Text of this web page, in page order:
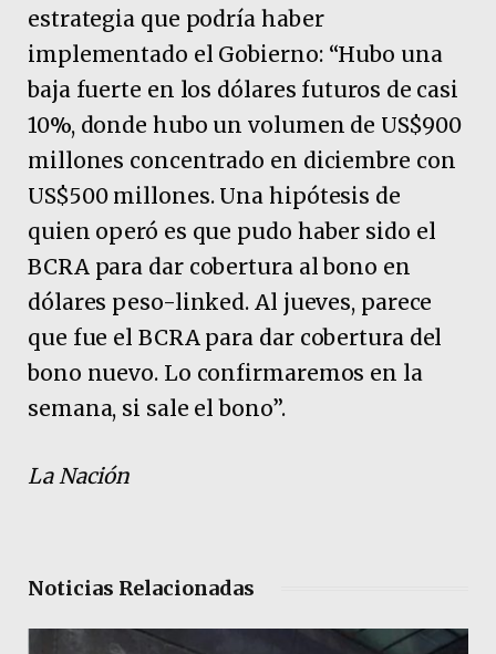
estrategia que podría haber
implementado el Gobierno: “Hubo una
baja fuerte en los dólares futuros de casi
10%, donde hubo un volumen de US$900
millones concentrado en diciembre con
US$500 millones. Una hipótesis de
quien operó es que pudo haber sido el
BCRA para dar cobertura al bono en
dólares peso-linked. Al jueves, parece
que fue el BCRA para dar cobertura del
bono nuevo. Lo confirmaremos en la
semana, si sale el bono”.
La Nación
Noticias Relacionadas